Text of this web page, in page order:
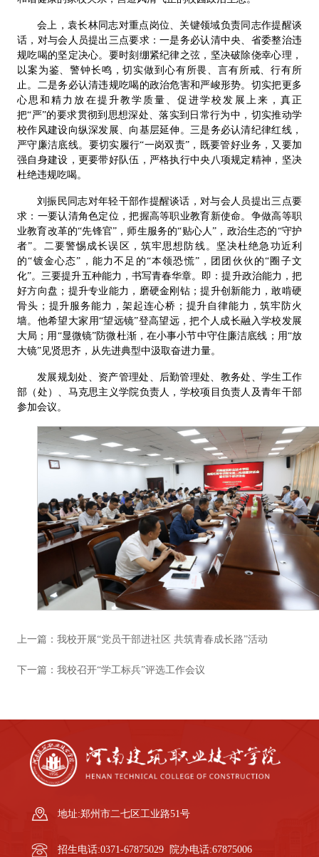
会上，袁长林同志对重点岗位、关键领域负责同志作提醒谈
话，对与会人员提出三点要求：一是务必认清中央、省委整治违
规吃喝的坚定决心。要时刻绷紧纪律之弦，坚决破除侥幸心理，
以案为鉴、警钟长鸣，切实做到心有所畏、言有所戒、行有所
止。二是务必认清违规吃喝的政治危害和严峻形势。切实把更多
心思和精力放在提升教学质量、促进学校发展上来，真正
把“严”的要求贯彻到思想深处、落实到日常行为中，切实推动学
校作风建设向纵深发展、向基层延伸。三是务必认清纪律红线，
严守廉洁底线。要切实履行“一岗双责”，既要管好业务，又要加
强自身建设，更要带好队伍，严格执行中央八项规定精神，坚决
杜绝违规吃喝。
刘振民同志对年轻干部作提醒谈话，对与会人员提出三点要
求：一要认清角色定位，把握高等职业教育新使命。争做高等职
业教育改革的“先锋官”，师生服务的“贴心人”，政治生态的“守护
者”。二要警惕成长误区，筑牢思想防线。坚决杜绝急功近利
的“镀金心态”，能力不足的“本领恐慌”，团团伙伙的“圈子文
化”。三要提升五种能力，书写青春华章。即：提升政治能力，把
好方向盘；提升专业能力，磨硬金刚钻；提升创新能力，敢啃硬
骨头；提升服务能力，架起连心桥；提升自律能力，筑牢防火
墙。他希望大家用“望远镜”登高望远，把个人成长融入学校发展
大局；用“显微镜”防微杜渐，在小事小节中守住廉洁底线；用“放
大镜”见贤思齐，从先进典型中汲取奋进力量。
发展规划处、资产管理处、后勤管理处、教务处、学生工作
部（处）、马克思主义学院负责人，学校项目负责人及青年干部
参加会议。
上一篇：我校开展“党员干部进社区 共筑青春成长路”活动
下一篇：我校召开“学工标兵”评选工作会议
地址:郑州市二七区工业路51号
招生电话:0371-67875029 院办电话:67875006